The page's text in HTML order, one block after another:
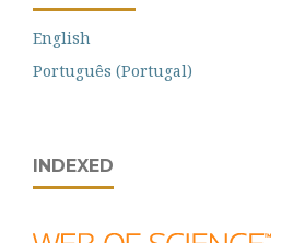
English
Português (Portugal)
INDEXED